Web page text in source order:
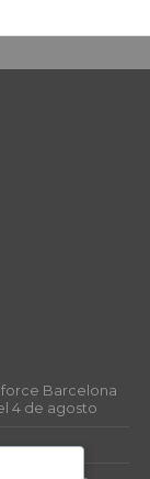
Barcelona
4 de agosto